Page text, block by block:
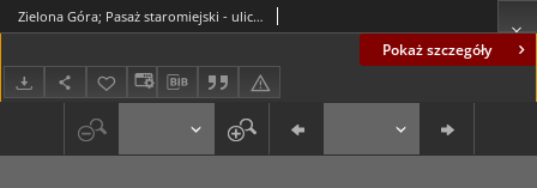
Pokaż szczegóły
Zielona Góra; Pasaż staromiejski - ulica Stefana Żeromskiego